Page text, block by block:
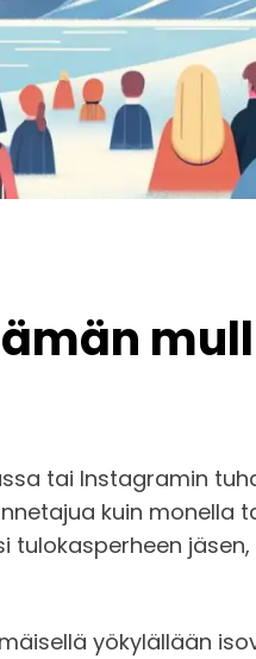
tai Instagramin
kuin monella
tulokasperheen
yökylällään